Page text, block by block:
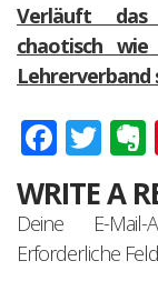
Verläuft das
chaotisch
Lehrerverband
WRITE A
Deine E-
Erforderliche